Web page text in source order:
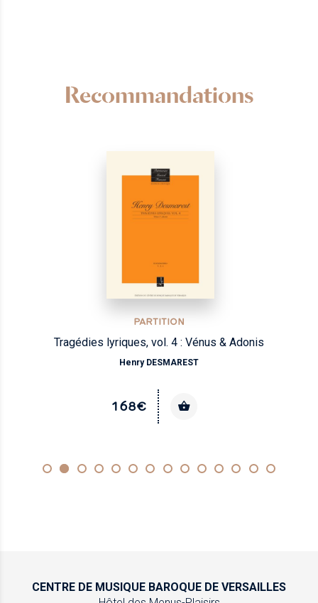
Recommandations
PARTITION
Tragédies lyriques, vol. 4 : Vénus & Adonis
Henry DESMAREST
168€
CENTRE DE MUSIQUE BAROQUE DE VERSAILLES